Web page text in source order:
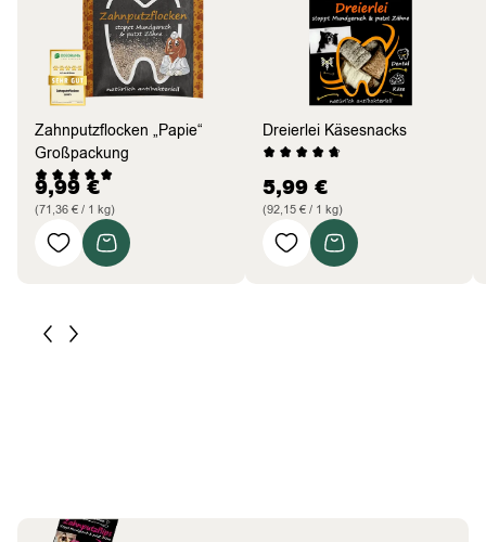
Zahnputzflocken „Papie“
Großpackung
9,99€
(71,36 € / 1 kg)
Dreierlei Käsesnacks
5,99 €
(92,15 € / 1 kg)